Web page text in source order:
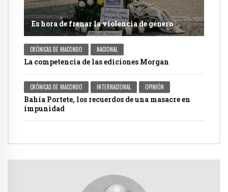
Es hora de frenar la violencia de género
CRÓNICAS DE MACONDO NACIONAL
La competencia de las ediciones Morgan
CRÓNICAS DE MACONDO INTERNACIONAL OPINIÓN
Bahía Portete, los recuerdos de una masacre en
impunidad